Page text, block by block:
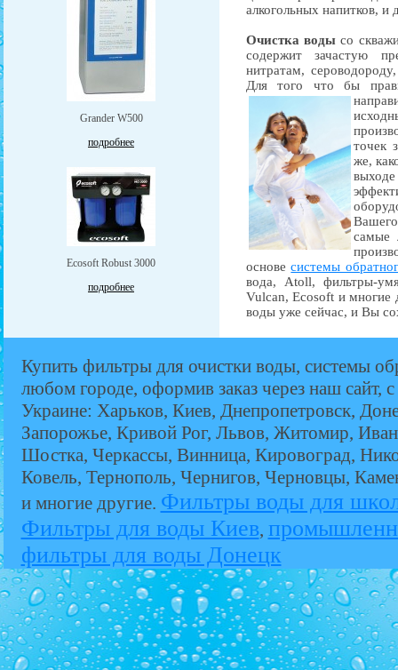
Grander W500
подробнее
Ecosoft Robust 3000
подробнее
алкогольных напитков, и
Очистка водысо
содержит зачастую
нитратам,
Для того что бы
точек
же,
самые
основесистемы
вода, Atoll, фильтры-
Vulcan, Ecosoft и многие
воды уже сейчас, и Вы
Купить фильтры для очистки воды, системы
любом городе, оформив заказ через наш сайт,
Украине: Харьков, Киев, Днепропетровск,
Запорожье, Кривой Рог, Львов, Житомир,
Шостка, Черкассы, Винница, Кировоград,
Ковель, Тернополь, Чернигов, Черновцы,
и многие другие. Фильтры воды для
Фильтры для воды Киев,
фильтры для воды Донецк